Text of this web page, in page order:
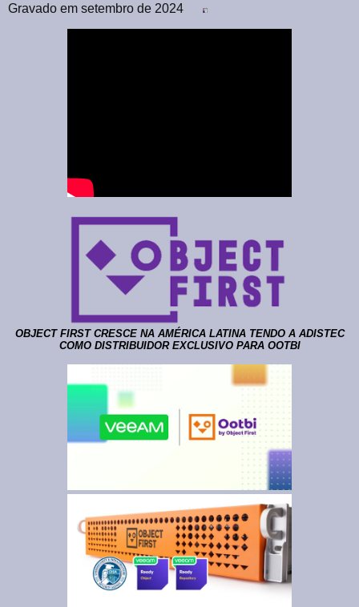
Gravado em setembro de 2024
OBJECT FIRST CRESCE NA AMÉRICA LATINA TENDO A ADISTEC
COMO DISTRIBUIDOR EXCLUSIVO PARA OOTBI